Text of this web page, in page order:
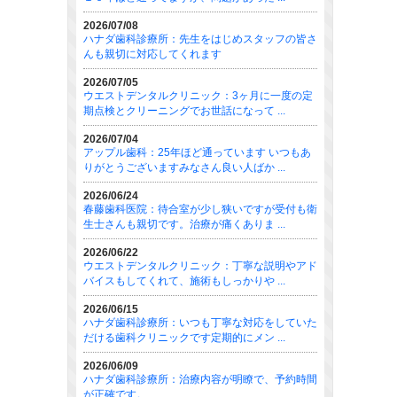
2026/07/08
ハナダ歯科診療所：先生をはじめスタッフの皆さ
んも親切に対応してくれます
2026/07/05
ウエストデンタルクリニック：3ヶ月に一度の定
期点検とクリーニングでお世話になって ...
2026/07/04
アップル歯科：25年ほど通っています いつもあ
りがとうございますみなさん良い人ばか ...
2026/06/24
春藤歯科医院：待合室が少し狭いですが受付も衛
生士さんも親切です。治療が痛くありま ...
2026/06/22
ウエストデンタルクリニック：丁寧な説明やアド
バイスもしてくれて、施術もしっかりや ...
2026/06/15
ハナダ歯科診療所：いつも丁寧な対応をしていた
だける歯科クリニックです定期的にメン ...
2026/06/09
ハナダ歯科診療所：治療内容が明瞭で、予約時間